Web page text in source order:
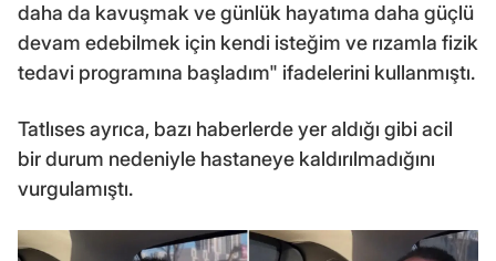
daha da kavuşmak ve günlük hayatıma daha güçlü
devam edebilmek için kendi isteğim ve rızamla fizik
tedavi programına başladım" ifadelerini kullanmıştı.
Tatlıses ayrıca, bazı haberlerde yer aldığı gibi acil
bir durum nedeniyle hastaneye kaldırılmadığını
vurgulamıştı.